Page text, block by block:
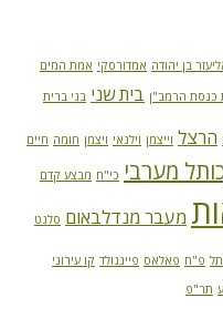
בן יהודה אמדורסקי אמת המים
כנסת הרמב"ן בית שני בני ברית
הרצל וייצמן וילנאי ויצמן חומה חיים
מערבי כי"ח מבצע קדם
מעבר מנדלבאום סלנט
פ"ח פאלאס פיינגולד קו עירוני
תר"פ